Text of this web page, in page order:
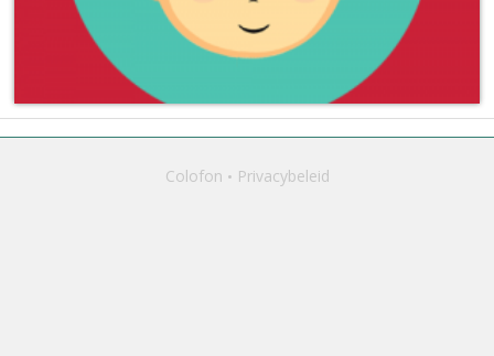
Colofon Privacybeleid